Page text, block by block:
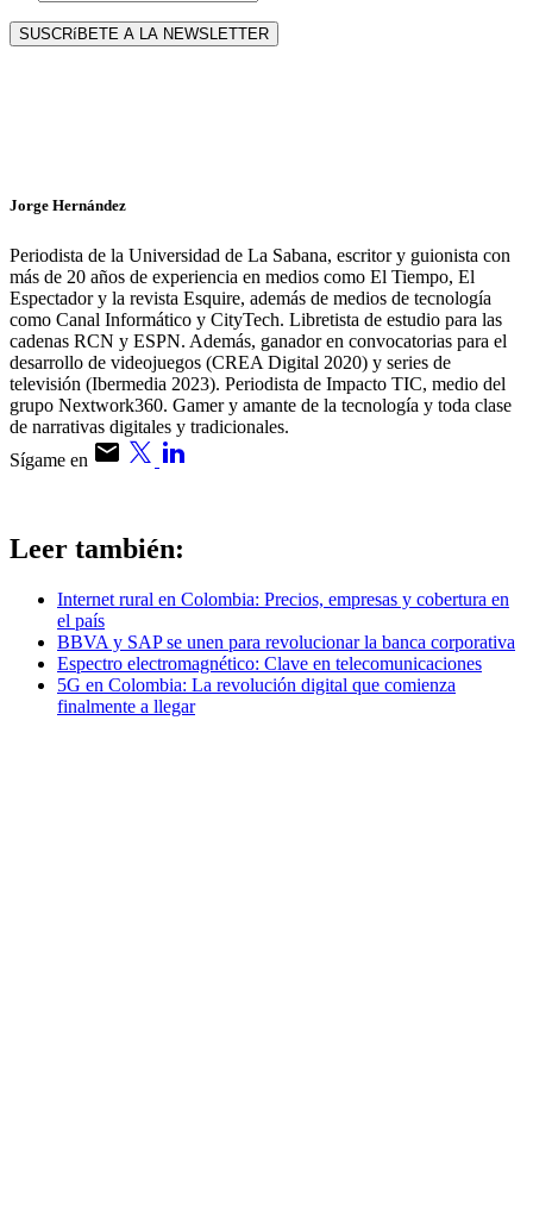
SUSCRíBETE A LA NEWSLETTER
Jorge Hernández
Periodista de la Universidad de La Sabana, escritor y guionista con
más de 20 años de experiencia en medios como El Tiempo, El
Espectador y la revista Esquire, además de medios de tecnología
como Canal Informático y CityTech. Libretista de estudio para las
cadenas RCN y ESPN. Además, ganador en convocatorias para el
desarrollo de videojuegos (CREA Digital 2020) y series de
televisión (Ibermedia 2023). Periodista de Impacto TIC, medio del
grupo Nextwork360. Gamer y amante de la tecnología y toda clase
de narrativas digitales y tradicionales.
Sígame en
Leer también:
Internet rural en Colombia: Precios, empresas y cobertura en
el país
BBVA y SAP se unen para revolucionar la banca corporativa
Espectro electromagnético: Clave en telecomunicaciones
5G en Colombia: La revolución digital que comienza
finalmente a llegar